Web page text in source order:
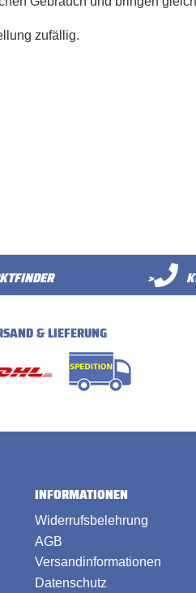
zufällig.
>
& LIEFERUNG
INFORMATIONEN
Widerrufsbelehrung
AGB
Versandinformationen
Datenschutz